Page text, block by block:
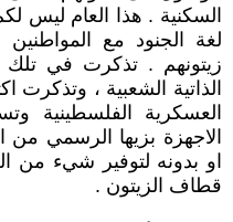
السكنية . هذا العام ليس
لغة الجنود مع
زيتونهم . تذكرت في تلك
الذاتية الشعبية ، وتذكرت
العسكرية الفلسطينية
الاجهزة بزيها الرسمي من
او بدونه لتوفير شيء من
قطاف الزيتون .